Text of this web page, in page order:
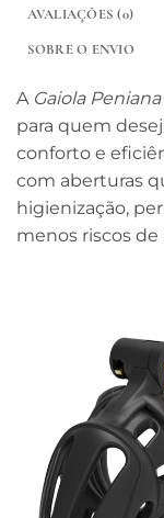
AVALIAÇÕES (0)
SOBRE O ENVIO
A Gaiola
para quem
conforto e
com aberturas
higienização,
menos riscos